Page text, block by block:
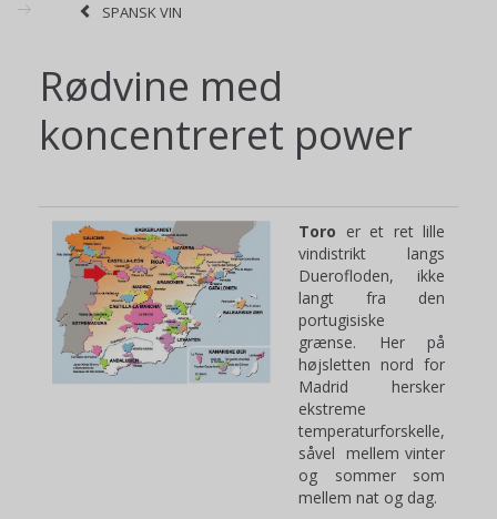
SPANSK VIN
Rødvine med
koncentreret power
Toro er et ret lille
vindistrikt langs
Duerofloden, ikke
langt fra den
portugisiske
grænse. Her på
højsletten nord for
Madrid hersker
ekstreme
temperaturforskelle,
såvel mellem vinter
og sommer som
mellem nat og dag.